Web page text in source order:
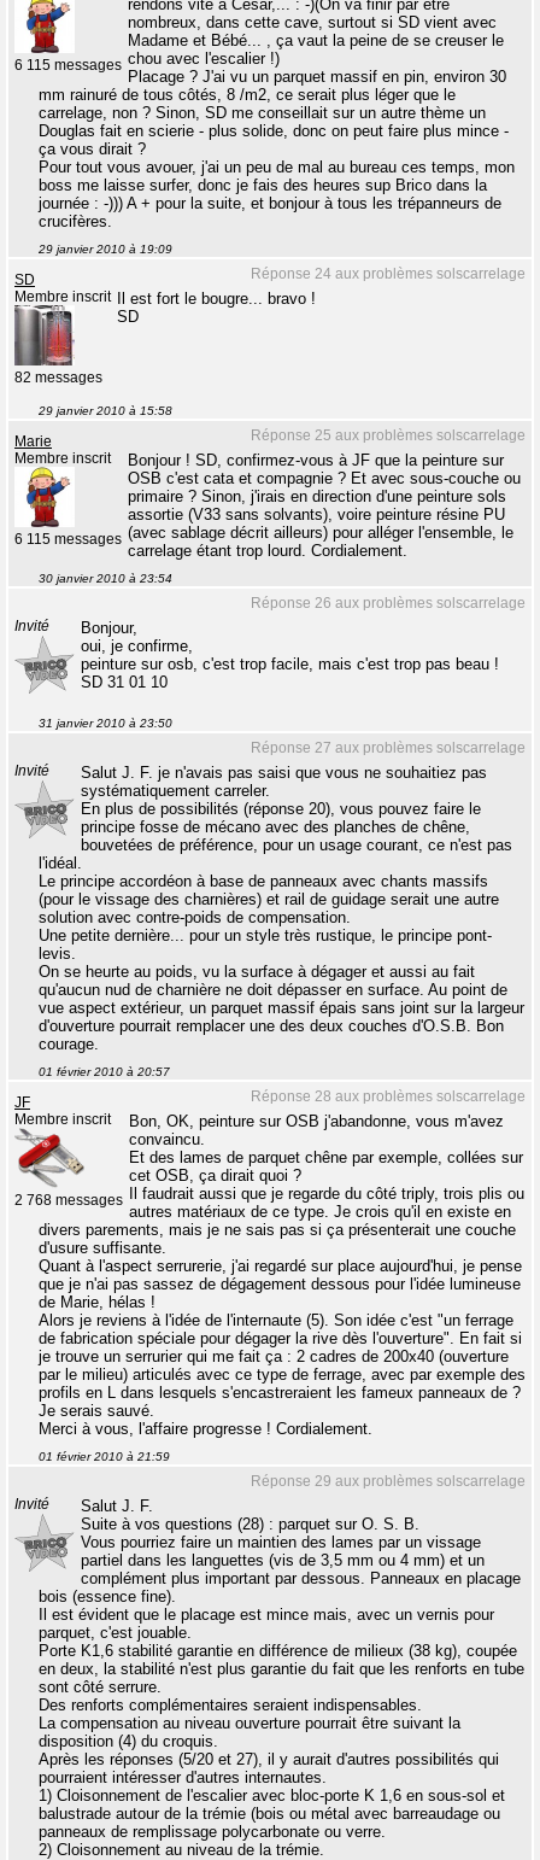
6 115 messages
rendons vite à César,... : -)(On va finir par être
nombreux, dans cette cave, surtout si SD vient avec
Madame et Bébé... , ça vaut la peine de se creuser le
chou avec l'escalier !)
Placage ? J'ai vu un parquet massif en pin, environ 30
mm rainuré de tous côtés, 8 /m2, ce serait plus léger que le
carrelage, non ? Sinon, SD me conseillait sur un autre thème un
Douglas fait en scierie - plus solide, donc on peut faire plus mince -
ça vous dirait ?
Pour tout vous avouer, j'ai un peu de mal au bureau ces temps, mon
boss me laisse surfer, donc je fais des heures sup Brico dans la
journée : -))) A + pour la suite, et bonjour à tous les trépanneurs de
crucifères.
29 janvier 2010 à 19:09
Réponse 24 aux problèmes solscarrelage
SD
Membre inscrit
82 messages
Il est fort le bougre... bravo !
SD
29 janvier 2010 à 15:58
Réponse 25 aux problèmes solscarrelage
Marie
Membre inscrit
6 115 messages
Bonjour ! SD, confirmez-vous à JF que la peinture sur
OSB c'est cata et compagnie ? Et avec sous-couche ou
primaire ? Sinon, j'irais en direction d'une peinture sols
assortie (V33 sans solvants), voire peinture résine PU
(avec sablage décrit ailleurs) pour alléger l'ensemble, le
carrelage étant trop lourd. Cordialement.
30 janvier 2010 à 23:54
Réponse 26 aux problèmes solscarrelage
Invité
Bonjour,
oui, je confirme,
peinture sur osb, c'est trop facile, mais c'est trop pas beau !
SD 31 01 10
31 janvier 2010 à 23:50
Réponse 27 aux problèmes solscarrelage
Invité
Salut J. F. je n'avais pas saisi que vous ne souhaitiez pas
systématiquement carreler.
En plus de possibilités (réponse 20), vous pouvez faire le
principe fosse de mécano avec des planches de chêne,
bouvetées de préférence, pour un usage courant, ce n'est pas
l'idéal.
Le principe accordéon à base de panneaux avec chants massifs
(pour le vissage des charnières) et rail de guidage serait une autre
solution avec contre-poids de compensation.
Une petite dernière... pour un style très rustique, le principe pont-
levis.
On se heurte au poids, vu la surface à dégager et aussi au fait
qu'aucun nud de charnière ne doit dépasser en surface. Au point de
vue aspect extérieur, un parquet massif épais sans joint sur la largeur
d'ouverture pourrait remplacer une des deux couches d'O.S.B. Bon
courage.
01 février 2010 à 20:57
Réponse 28 aux problèmes solscarrelage
JF
Membre inscrit
2 768 messages
Bon, OK, peinture sur OSB j'abandonne, vous m'avez
convaincu.
Et des lames de parquet chêne par exemple, collées sur
cet OSB, ça dirait quoi ?
Il faudrait aussi que je regarde du côté triply, trois plis ou
autres matériaux de ce type. Je crois qu'il en existe en
divers parements, mais je ne sais pas si ça présenterait une couche
d'usure suffisante.
Quant à l'aspect serrurerie, j'ai regardé sur place aujourd'hui, je pense
que je n'ai pas sassez de dégagement dessous pour l'idée lumineuse
de Marie, hélas !
Alors je reviens à l'idée de l'internaute (5). Son idée c'est "un ferrage
de fabrication spéciale pour dégager la rive dès l'ouverture". En fait si
je trouve un serrurier qui me fait ça : 2 cadres de 200x40 (ouverture
par le milieu) articulés avec ce type de ferrage, avec par exemple des
profils en L dans lesquels s'encastreraient les fameux panneaux de ?
Je serais sauvé.
Merci à vous, l'affaire progresse ! Cordialement.
01 février 2010 à 21:59
Réponse 29 aux problèmes solscarrelage
Invité
Salut J. F.
Suite à vos questions (28) : parquet sur O. S. B.
Vous pourriez faire un maintien des lames par un vissage
partiel dans les languettes (vis de 3,5 mm ou 4 mm) et un
complément plus important par dessous. Panneaux en placage
bois (essence fine).
Il est évident que le placage est mince mais, avec un vernis pour
parquet, c'est jouable.
Porte K1,6 stabilité garantie en différence de milieux (38 kg), coupée
en deux, la stabilité n'est plus garantie du fait que les renforts en tube
sont côté serrure.
Des renforts complémentaires seraient indispensables.
La compensation au niveau ouverture pourrait être suivant la
disposition (4) du croquis.
Après les réponses (5/20 et 27), il y aurait d'autres possibilités qui
pourraient intéresser d'autres internautes.
1) Cloisonnement de l'escalier avec bloc-porte K 1,6 en sous-sol et
balustrade autour de la trémie (bois ou métal avec barreaudage ou
panneaux de remplissage polycarbonate ou verre.
2) Cloisonnement au niveau de la trémie.